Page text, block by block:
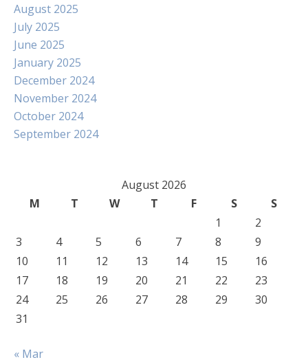
August 2025
July 2025
June 2025
January 2025
December 2024
November 2024
October 2024
September 2024
August 2026
M
T W T F S
S
1
2
3
4 5 6 7 8
9
10
11 12 13 14 15
16
17
18 19 20 21 22
23
24
25 26 27 28 29
30
31
« Mar